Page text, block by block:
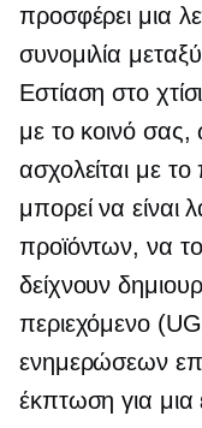
προσφέρει μια
συνομιλία
Εστίαση στο
με το κοινό σας,
ασχολείται με
μπορεί να είναι
προϊόντων, να
δείχνουν
περιεχόμενο
ενημερώσεων
έκπτωση για μια